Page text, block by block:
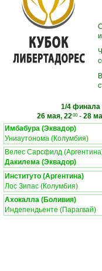
1/4 финала
26 мая, 2200- 28
Имбабура (Эквадор)
Униаутонома (Колумбия)
Велес Сарсфилд
Дакилема (Эквадор)
Институто (Аргентина)
Лос Зипас (Колумбия)
Ахокалла (Боливия)
Индепендьенте (Парагвай)